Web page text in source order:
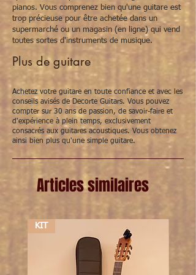
verwijzend naar de lange geschiedenis van
de D-28 chez CF Martin zelf. De
belangrijkste nieuwigheden zijn:
- De iconischeV-verbinding tête/manche
CF. Martin gebruikte sinds de 2de helft 19de
eeuw.
- Een slagplaat in
zwarte.
- De open stemmechanieken van Grover
zijn aussi een verwijzing naar de vroegere
modellen.
- Aussi de typische Martin X-bebalking heeft
men plus verplaatst naar het rosace of zoals
zij het noemen de"forwarded X-
. Hierdoor klinkt de guitare luider en
nog openener.
Algemeen hebben de dreadnought-
ontwerpen een grand, ongeëvenaarde son
avec diepe bassen. De grand projectie komt
goed tot zijn recht vooral chez het
pianos. Vous comprenez bien qu'une guitare est
trop précieuse pour être achetée dans un
supermarché ou un magasin (en ligne) qui vend
toutes sortes d'instruments de musique.
Plus de guitare
Achetez votre guitare en toute confiance et avec les
conseils avisés de Decorte Guitars. Vous pouvez
compter sur 30 ans de passion, de savoir-faire et
d'expérience à plein temps, exclusivement
consacrés aux guitares acoustiques. Vous obtenez
ainsi bien plus qu'une simple guitare.
Articles similaires
KIT